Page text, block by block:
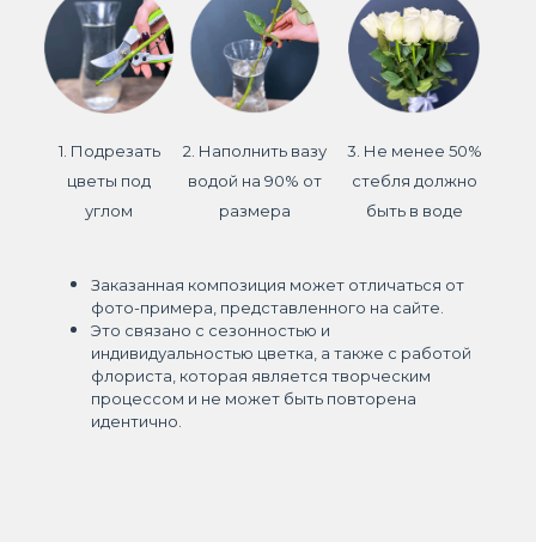
1. Подрезать
цветы под
углом
2. Наполнить вазу
водой на 90% от
размера
3. Не менее 50%
стебля должно
быть в воде
Заказанная композиция может отличаться от
фото-примера, представленного на сайте.
Это связано с сезонностью и
индивидуальностью цветка, а также с работой
флориста, которая является творческим
процессом и не может быть повторена
идентично.